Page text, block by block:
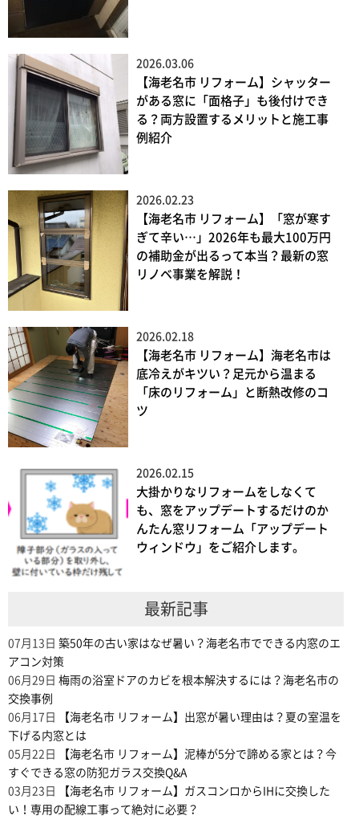
2026.03.06
【海老名市 リフォーム】シャッター
がある窓に「面格子」も後付けでき
る？両方設置するメリットと施工事
例紹介
2026.02.23
【海老名市 リフォーム】「窓が寒す
ぎて辛い…」2026年も最大100万円
の補助金が出るって本当？最新の窓
リノベ事業を解説！
2026.02.18
【海老名市 リフォーム】海老名市は
底冷えがキツい？足元から温まる
「床のリフォーム」と断熱改修のコ
ツ
2026.02.15
大掛かりなリフォームをしなくて
も、窓をアップデートするだけのか
んたん窓リフォーム「アップデート
ウィンドウ」をご紹介します。
最新記事
07月13日 築50年の古い家はなぜ暑い？海老名市でできる内窓のエ
アコン対策
06月29日 梅雨の浴室ドアのカビを根本解決するには？海老名市の
交換事例
06月17日
【海老名市 リフォーム】出窓が暑い理由は？夏の室温を
下げる内窓とは
05月22日
【海老名市 リフォーム】泥棒が5分で諦める家とは？今
すぐできる窓の防犯ガラス交換Q&A
03月23日
【海老名市 リフォーム】ガスコンロからIHに交換した
い！専用の配線工事って絶対に必要？